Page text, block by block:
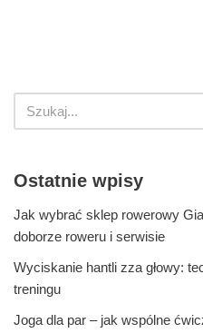
Ostatnie wpisy
Jak wybrać sklep rowerowy
doborze roweru i serwisie
Wyciskanie hantli zza głowy:
treningu
Joga dla par – jak wspólne